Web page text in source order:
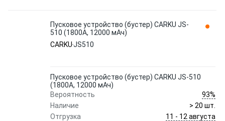
Пусковое устройство (бустер) CARKU JS-
510 (1800A, 12000 мАч)
CARKUJS510
Пусковое устройство (бустер) CARKU JS-510
(1800A, 12000 мАч)
Вероятность
93%
Наличие
> 20 шт.
Отгрузка
11 - 12 августа